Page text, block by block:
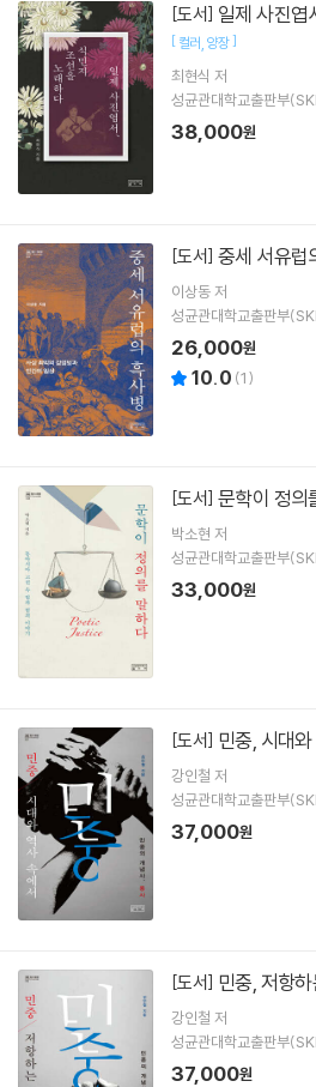
[도서] 일제 사진엽
[ 컬러 양장]
최현식 저
성균관대학교출판부
38,000원
[도서] 중세 서유럽
이상동저
성균관대학교출판부
26,000원
10.0 (1)
[도서] 문학이 정의
박소현 저
성균관대학교출판부
33,000원
[도서] 민중, 시대
강인철 저
성균관대학교출판부
37,000원
[도서] 민중, 저항
강인철 저
성균관대학교출판부
37,000원